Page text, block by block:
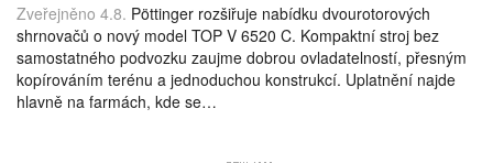
Zveřejněno 4.8. Pöttinger rozšiřuje nabídku dvourotorových
shrnovačů o nový model TOP V 6520 C. Kompaktní stroj bez
samostatného podvozku zaujme dobrou ovladatelností, přesným
kopírováním terénu a jednoduchou konstrukcí. Uplatnění najde
hlavně na farmách, kde se…